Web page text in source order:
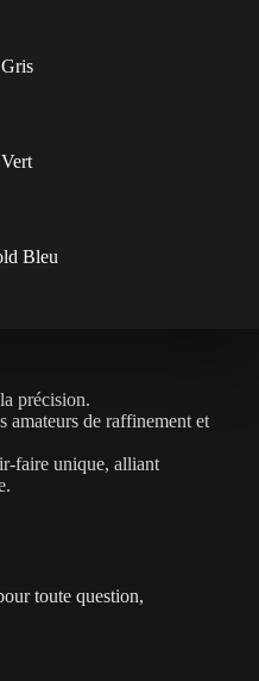
Bleu
précision.
amateurs de raffinement et
faire unique, alliant
toute question,